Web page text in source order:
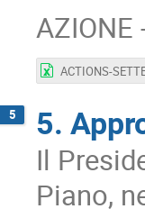
AZIONE
5 5.
Il
Piano,